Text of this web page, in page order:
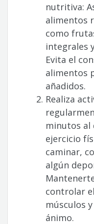
nutritiva:
alimentos
como
integrales
Evita el
alimentos
añadidos.
Realiza
minutos al
ejercicio
caminar,
algún
controlar
músculos
ánimo.